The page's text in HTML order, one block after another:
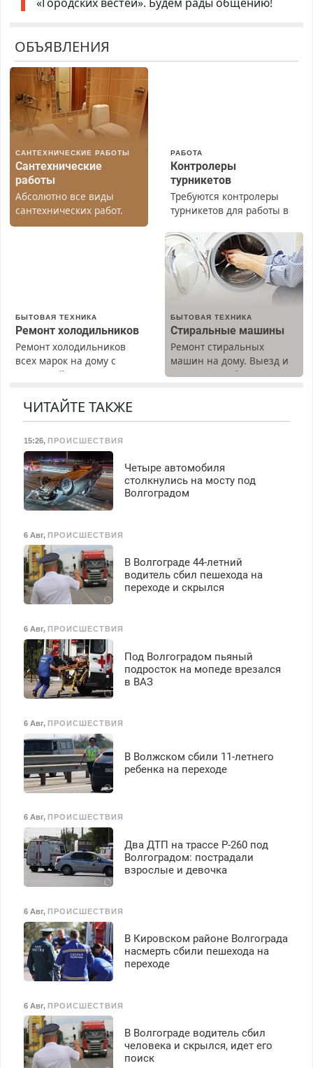
ОБЪЯВЛЕНИЯ
САНТЕХНИЧЕСКИЕ РАБОТЫ
Сантехнические
работы
Абсолютно все виды
сантехнических работ.
Быстро. Качественно.
РАБОТА
Контролеры
турникетов
Требуются контролеры
турникетов для работы в
(мужчины, женщины).
Прием по ТК РФ. График
работы любой.
Бесплатное проживание.
З/п – до 96000 рублей до
Ежемесячно
выплачивается денежная
премия. Возможно
бесплатное обучение,
получение документов,
безопасности с з/п до
БЫТОВАЯ ТЕХНИКА
Ремонт холодильников
Ремонт холодильников
всех марок на дому с
гарантией. Замена
Недорого. Без выходных.
БЫТОВАЯ ТЕХНИКА
Стиральные машины
Ремонт стиральных
машин на дому. Выезд и
диагностика бесплатно.
ЧИТАЙТЕ ТАКЖЕ
15:26, ПРОИСШЕСТВИЯ
Четыре автомобиля
столкнулись на мосту под
Волгоградом
6 Авг, ПРОИСШЕСТВИЯ
В Волгограде 44-летний
водитель сбил пешехода на
переходе и скрылся
6 Авг, ПРОИСШЕСТВИЯ
Под Волгоградом пьяный
подросток на мопеде врезался
в ВАЗ
6 Авг, ПРОИСШЕСТВИЯ
В Волжском сбили 11-летнего
ребенка на переходе
6 Авг, ПРОИСШЕСТВИЯ
Два ДТП на трассе Р-260 под
Волгоградом: пострадали
взрослые и девочка
6 Авг, ПРОИСШЕСТВИЯ
В Кировском районе Волгограда
насмерть сбили пешехода на
переходе
6 Авг, ПРОИСШЕСТВИЯ
В Волгограде водитель сбил
человека и скрылся, идет его
поиск